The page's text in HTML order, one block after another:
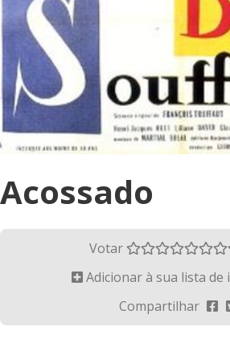
Acossado
Votar
Adicionar à sua lista de
Compartilhar